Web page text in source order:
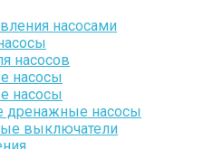
насосами
насосов
насосы
насосы
дренажные насосы
выключатели